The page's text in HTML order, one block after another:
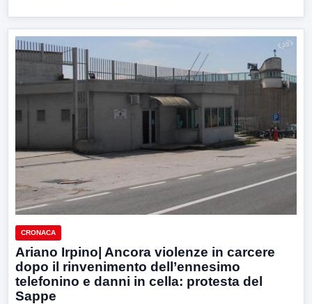
CRONACA
Ariano Irpino| Ancora violenze in carcere
dopo il rinvenimento dell’ennesimo
telefonino e danni in cella: protesta del
Sappe